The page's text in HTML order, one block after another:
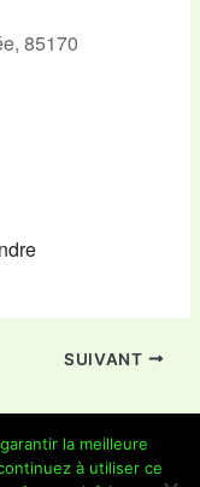
85170
SUIVANT
la meilleure
à utiliser ce